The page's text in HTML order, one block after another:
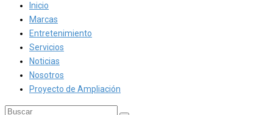
Inicio
Marcas
Entretenimiento
Servicios
Noticias
Nosotros
Proyecto de Ampliación